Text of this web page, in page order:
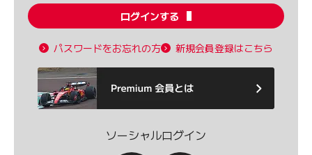
ログインする
パスワードをお忘れの方 新規会員登録はこちら
ソーシャルログイン